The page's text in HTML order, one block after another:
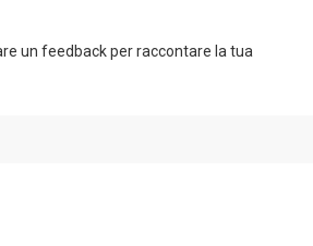
un feedback per raccontare la tua